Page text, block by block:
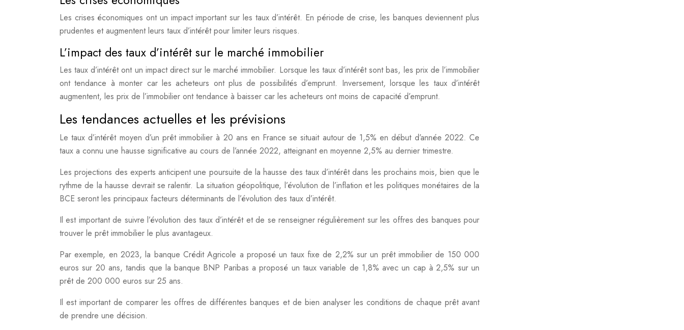
Les crises économiques ont un impact important sur les taux d’intérêt. En période de crise, les banques deviennent plus
prudentes et augmentent leurs taux d’intérêt pour limiter leurs risques.
L’impact des taux d’intérêt sur le marché immobilier
Les taux d’intérêt ont un impact direct sur le marché immobilier. Lorsque les taux d’intérêt sont bas, les prix de l’immobilier
ont tendance à monter car les acheteurs ont plus de possibilités d’emprunt. Inversement, lorsque les taux d’intérêt
augmentent, les prix de l’immobilier ont tendance à baisser car les acheteurs ont moins de capacité d’emprunt.
Les tendances actuelles et les prévisions
Le taux d’intérêt moyen d’un prêt immobilier à 20 ans en France se situait autour de 1,5% en début d’année 2022. Ce
taux a connu une hausse significative au cours de l’année 2022, atteignant en moyenne 2,5% au dernier trimestre.
Les projections des experts anticipent une poursuite de la hausse des taux d’intérêt dans les prochains mois, bien que le
rythme de la hausse devrait se ralentir. La situation géopolitique, l’évolution de l’inflation et les politiques monétaires de la
BCE seront les principaux facteurs déterminants de l’évolution des taux d’intérêt.
Il est important de suivre l’évolution des taux d’intérêt et de se renseigner régulièrement sur les offres des banques pour
trouver le prêt immobilier le plus avantageux.
Par exemple, en 2023, la banque Crédit Agricole a proposé un taux fixe de 2,2% sur un prêt immobilier de 150 000
euros sur 20 ans, tandis que la banque BNP Paribas a proposé un taux variable de 1,8% avec un cap à 2,5% sur un
prêt de 200 000 euros sur 25 ans.
Il est important de comparer les offres de différentes banques et de bien analyser les conditions de chaque prêt avant
de prendre une décision.